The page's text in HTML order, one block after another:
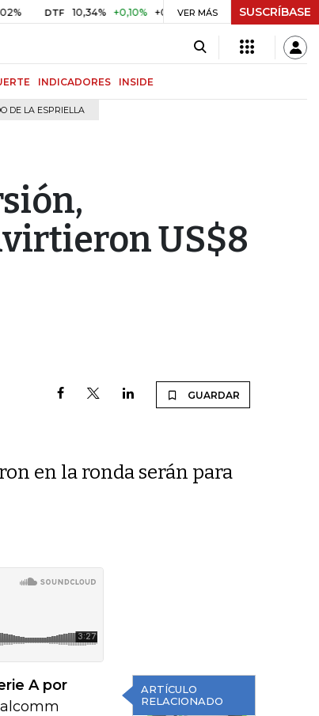
DTF 10,34% +0,10% +0,98% UVR $ 416,91 +$ 0,05 +0,01%
VER MÁS SUSCRÍBASE
INDICADORES INSIDE
DE LA ESPRIELLA
US$8
GUARDAR
en la ronda serán para
ARTÍCULO
RELACIONADO
A por